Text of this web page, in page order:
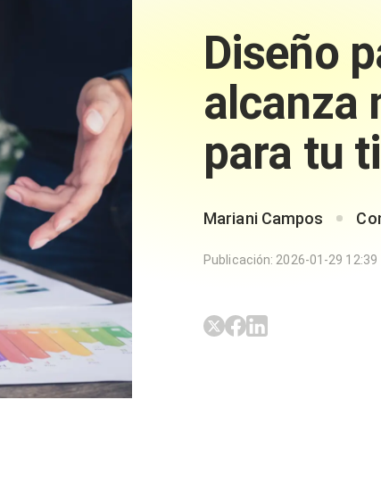
Diseño
alcanza
para tu
Mariani Campos
Publicación: 2026-01-29 12:39